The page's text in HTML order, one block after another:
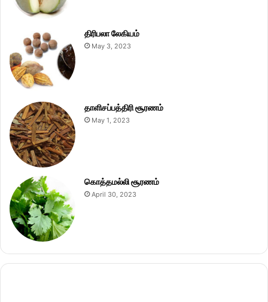
திரிபலா லேகியம்
May 3, 2023
தாளிசப்பத்திரி சூரணம்
May 1, 2023
கொத்தமல்லி சூரணம்
April 30, 2023